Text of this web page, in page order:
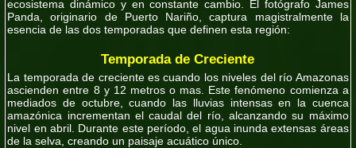
ecosistema dinámico y en constante cambio. El fotógrafo James
Panda, originario de Puerto Nariño, captura magistralmente la
esencia de las dos temporadas que definen esta región:
Temporada de Creciente
La temporada de creciente es cuando los niveles del río Amazonas
ascienden entre 8 y 12 metros o mas. Este fenómeno comienza a
mediados de octubre, cuando las lluvias intensas en la cuenca
amazónica incrementan el caudal del río, alcanzando su máximo
nivel en abril. Durante este período, el agua inunda extensas áreas
de la selva, creando un paisaje acuático único.